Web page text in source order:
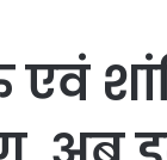
एवं